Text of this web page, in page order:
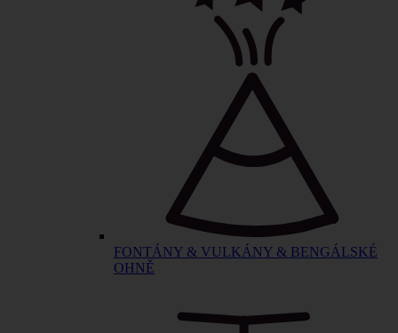
FONTÁNY & VULKÁNY & BENGÁLSKÉ
OHNĚ